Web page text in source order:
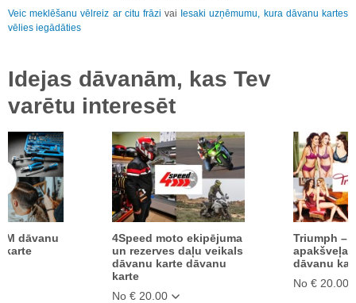
Veic meklēšanu vēlreiz ar citu frāzi vai Iesaki uzņēmumu, kura dāvanu kartes
vēlies iegādāties
Idejas dāvanām, kas Tev
varētu interesēt
dāvanu
karte
4Speed moto ekipējuma
un rezerves daļu veikals
dāvanu karte dāvanu
karte
No € 20.00
Triumph –
apakšveļa
dāvanu
No € 20.00